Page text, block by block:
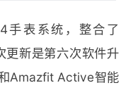
手表系统，整合了
更新是第六次软件升
Amazfit Active智能